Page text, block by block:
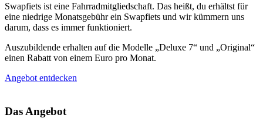
Swapfiets ist eine Fahrradmitgliedschaft. Das heißt, du erhältst für
eine niedrige Monatsgebühr ein Swapfiets und wir kümmern uns
darum, dass es immer funktioniert.
Auszubildende erhalten auf die Modelle „Deluxe 7“ und „Original“
einen Rabatt von einem Euro pro Monat.
Angebot entdecken
Das Angebot